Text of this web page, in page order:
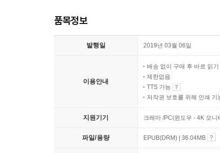
품목정보
발행일 2019년 03월 06일
이용안내
배송 없이 구매 후 바로 읽기
제한없음
TTS 가능
저작권 보호를 위해 인쇄 기
지원기기 크레마 /PC(윈도우 - 4K 모
파일/용량 EPUB(DRM) | 36.04MB